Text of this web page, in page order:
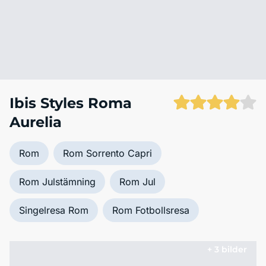
Ibis Styles Roma
Aurelia
Rom Rom Sorrento Capri
Rom Julstämning Rom Jul
Singelresa Rom Rom Fotbollsresa
+ 3 bilder